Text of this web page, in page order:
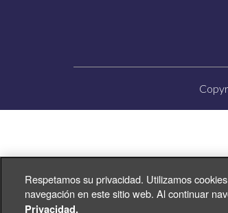
Respetamos su privacidad. Utilizamos
navegación en este sitio web. Al continuar
Privacidad.